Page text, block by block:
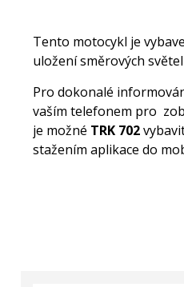
Tento motocykl je
uložení směrových
Pro dokonalé
vaším telefonem pro
je možné TRK 702
stažením aplikace do